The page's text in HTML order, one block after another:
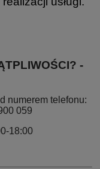
-
numerem telefonu:
059
18:00